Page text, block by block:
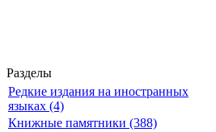
Разделы
Редкие издания на иностранных
языках (4)
Книжные памятники (388)